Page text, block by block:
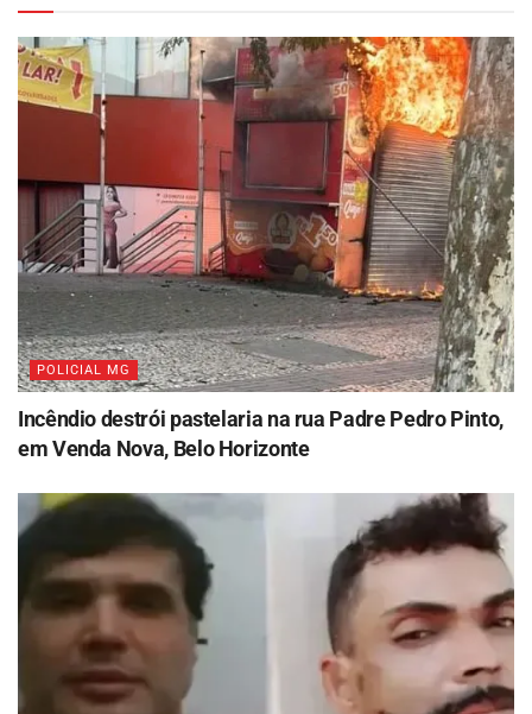
POLICIAL MG
Incêndio destrói pastelaria na rua Padre Pedro Pinto,
em Venda Nova, Belo Horizonte